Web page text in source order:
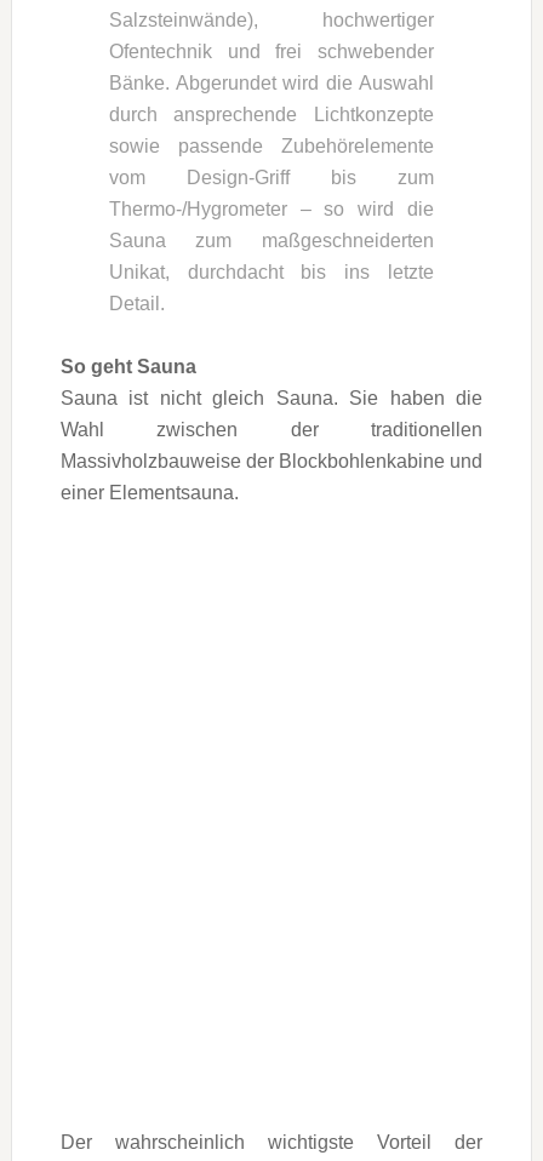
Salzsteinwände), hochwertiger
Ofentechnik und frei schwebender
Bänke. Abgerundet wird die Auswahl
durch ansprechende Lichtkonzepte
sowie passende Zubehörelemente
vom Design-Griff bis zum
Thermo-/Hygrometer – so wird die
Sauna zum maßgeschneiderten
Unikat, durchdacht bis ins letzte
Detail.
So geht Sauna
Sauna ist nicht gleich Sauna. Sie haben die
Wahl zwischen der traditionellen
Massivholzbauweise der Blockbohlenkabine und
einer Elementsauna.
Der wahrscheinlich wichtigste Vorteil der